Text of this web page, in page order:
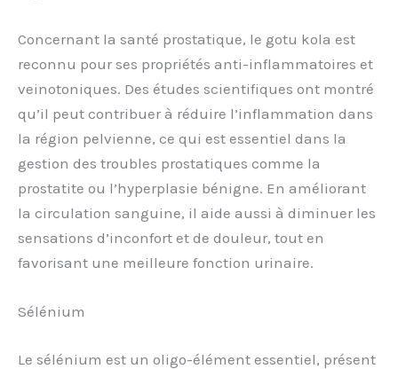
Concernant la santé prostatique, le gotu kola est
reconnu pour ses propriétés anti-inflammatoires et
veinotoniques. Des études scientifiques ont montré
qu’il peut contribuer à réduire l’inflammation dans
la région pelvienne, ce qui est essentiel dans la
gestion des troubles prostatiques comme la
prostatite ou l’hyperplasie bénigne. En améliorant
la circulation sanguine, il aide aussi à diminuer les
sensations d’inconfort et de douleur, tout en
favorisant une meilleure fonction urinaire.
Sélénium
Le sélénium est un oligo-élément essentiel, présent